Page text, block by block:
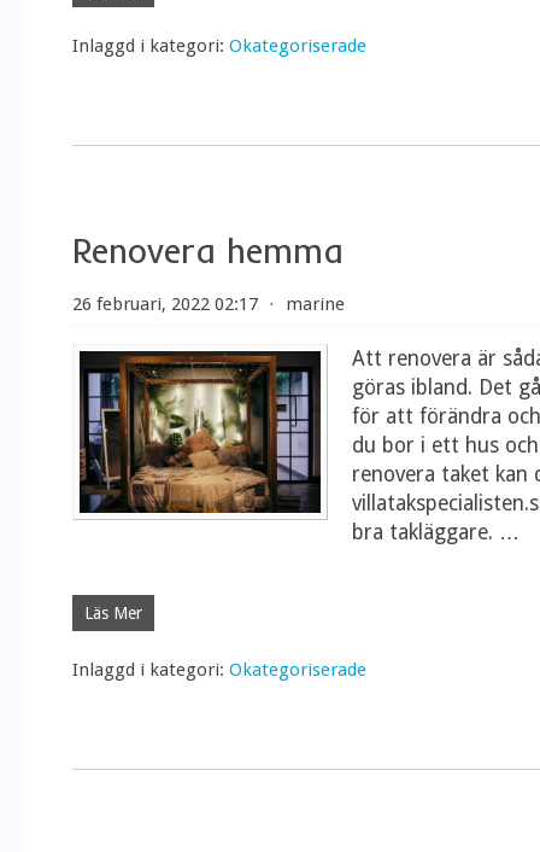
Inlaggd i kategori: Okategoriserade
Renovera hemma
26 februari, 2022 02:17 ⋅ marine
Att renovera är
göras ibland. Det
för att förändra
du bor i ett hus
renovera taket kan
bra takläggare. …
Läs Mer
Inlaggd i kategori: Okategoriserade